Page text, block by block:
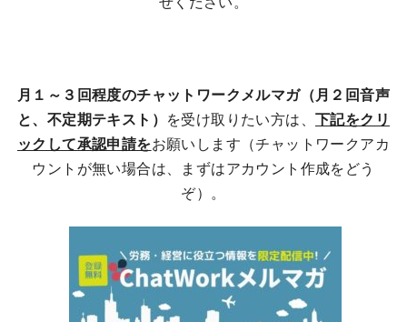
月１～３回程度のチャットワークメルマガ（月２回音声
と、不定期テキスト） を受け取りたい方は、 下記をクリ
ックして承認申請をお願いします（チャットワークアカ
ウントが無い場合は、まずはアカウント作成をどう
ぞ）。